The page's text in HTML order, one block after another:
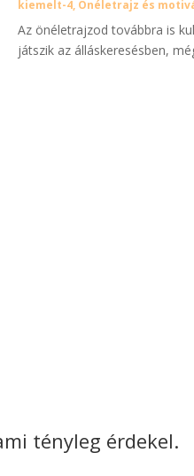
kiemelt-4, Önéletrajz és
Az önéletrajzod továbbra is
játszik az álláskeresésben,
tényleg érdekel.